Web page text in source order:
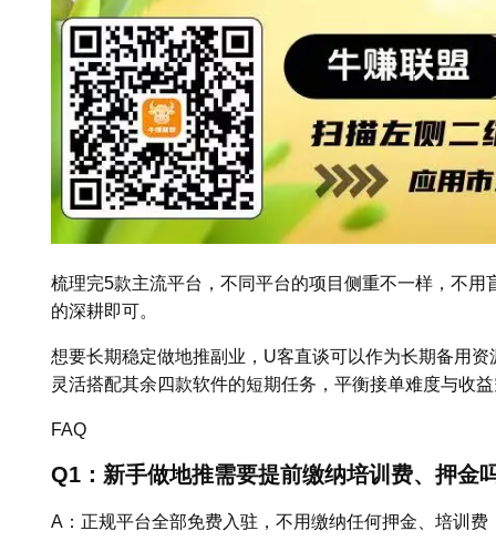
梳理完5款主流平台，不同平台的项目侧重不一样，不
的深耕即可。
想要长期稳定做地推副业，U客直谈可以作为长期备用
灵活搭配其余四款软件的短期任务，平衡接单难度与收
FAQ
Q1：新手做地推需要提前缴纳培训费、押金
A：正规平台全部免费入驻，不用缴纳任何押金、培训